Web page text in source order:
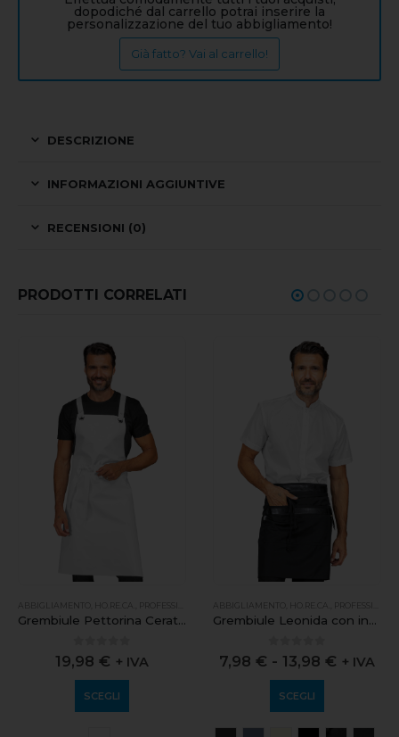
dopodiché dal carrello potrai inserire la
personalizzazione del tuo abbigliamento!
Già fatto? Vai al carrello!
DESCRIZIONE
INFORMAZIONI AGGIUNTIVE
RECENSIONI (0)
PRODOTTI CORRELATI
ABBIGLIAMENTO HO.RE.CA. PROFESSIONALE
Grembiule Pettorina Cerato Ring
0out of 5
19,98 € + IVA
SCEGLI
ABBIGLIAMENTO HO.RE.CA. PROFESSIONALE
Grembiule Leonida con inserti in pelle
out of 5
7,98 € - 13,98 € + IVA
SCEGLI